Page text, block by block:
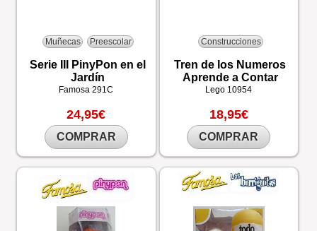
Muñecas Preescolar
Serie III PinyPon en el
Jardín
Famosa291C
24,95€
COMPRAR
Construcciones
Tren de los Numeros
Aprende a Contar
Lego 10954
18,95€
COMPRAR